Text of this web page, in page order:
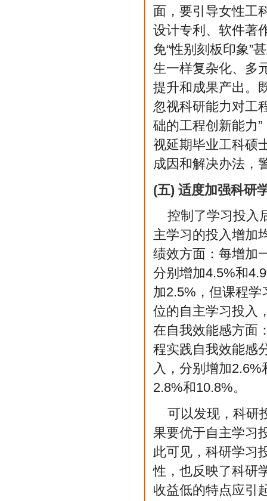
面，要引导女性工
设计专利、软件著
免“性别刻板印象”
生一样复杂化、多
提升和成果产出。
忽视科研能力对工
础的工程创新能力
视延期毕业工科硕
成因和解决办法，
(五) 适度加强科研
控制了学习投入
主学习的投入增加
绩效方面：每增加
分别增加4.5%和
加2.5%，但课程
位的自主学习投入
在自我效能感方面
程实践自我效能感
入，分别增加
2.8%和10.8%。
可以发现，科研
果要优于自主学习
此可见，科研学习
性，也反映了科研
收益低的特点应引